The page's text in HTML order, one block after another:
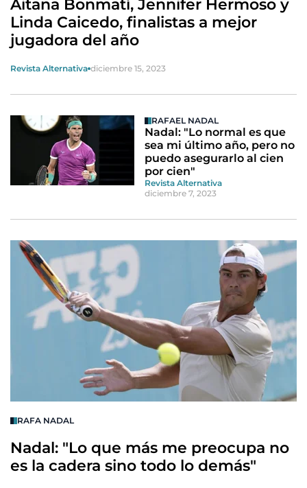
Aitana Bonmatí, Jennifer Hermoso y
Linda Caicedo, finalistas a mejor
jugadora del año
Revista Alternativa diciembre 15, 2023
RAFAEL NADAL
Nadal: "Lo normal es que
sea mi último año, pero no
puedo asegurarlo al cien
por cien"
Revista Alternativa
diciembre 7, 2023
RAFA NADAL
Nadal: "Lo que más me preocupa no
es la cadera sino todo lo demás"